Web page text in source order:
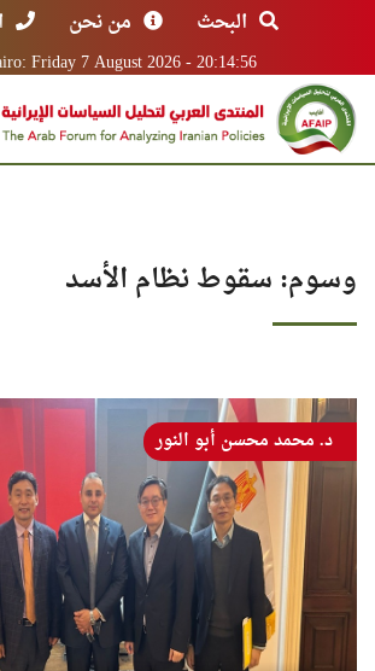
البحث من نحن
Friday 7 August 2026 - 20:14:56
وسوم: سقوط نظام الأسد
د. محمد محسن أبو النور